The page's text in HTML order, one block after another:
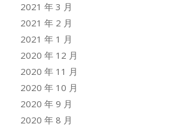
2021 年 3 月
2021 年 2 月
2021 年 1 月
2020 年 12 月
2020 年 11 月
2020 年 10 月
2020 年 9 月
2020 年 8 月